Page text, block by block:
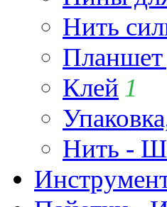
Нить
Клей 1
Нить -